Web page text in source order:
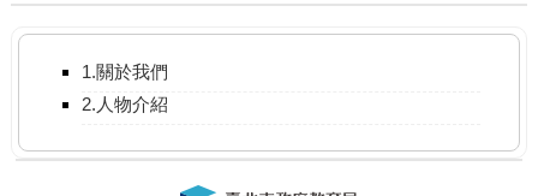
1.關於我們
2.人物介紹